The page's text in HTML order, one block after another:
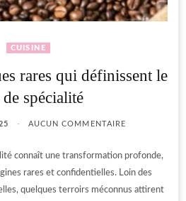
CUISINE
rares qui définissent le
spécialité
AUCUN COMMENTAIRE
connaît une transformation profonde,
rares et confidentielles. Loin des
quelques terroirs méconnus attirent